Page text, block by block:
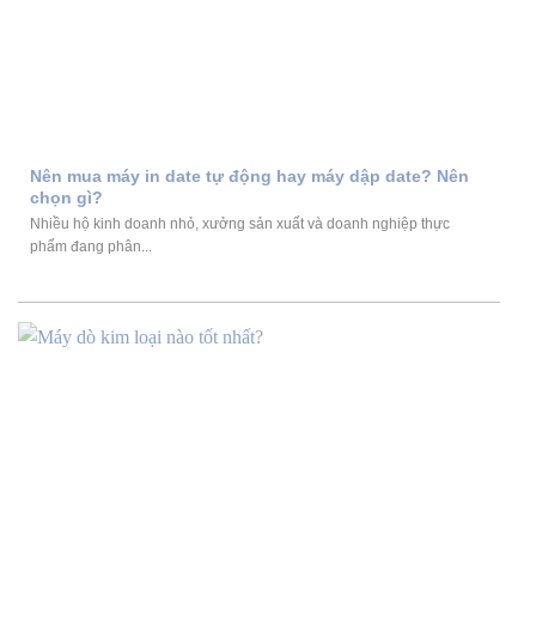
Nên mua máy in date tự động hay máy dập date? Nên
chọn gì?
Nhiều hộ kinh doanh nhỏ, xưởng sản xuất và doanh nghiệp thực
phẩm đang phân...